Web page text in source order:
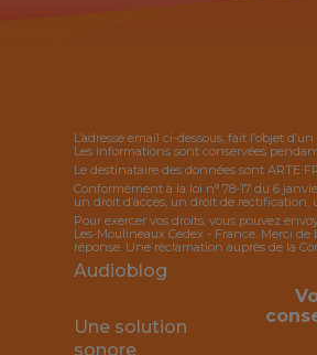
L’adresse email ci-dessous, fait l’objet
Les informations sont conservées
Le destinataire des données sont ARTE
Conformément à la loi n° 78-17 du 6
un droit d’accès, un droit de
Pour exercer vos droits, vous pouvez
Les-Moulineaux Cedex - France. Merci
réponse. Une réclamation auprès de la
Audioblog
Une solution
sonore